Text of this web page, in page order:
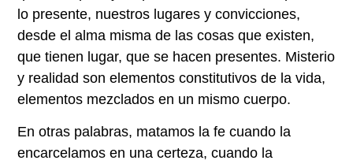
lo presente, nuestros lugares y convicciones,
desde el alma misma de las cosas que existen,
que tienen lugar, que se hacen presentes. Misterio
y realidad son elementos constitutivos de la vida,
elementos mezclados en un mismo cuerpo.
En otras palabras, matamos la fe cuando la
encarcelamos en una certeza, cuando la